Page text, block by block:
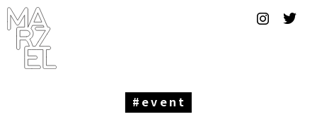
フィ
デザ
ナー
event